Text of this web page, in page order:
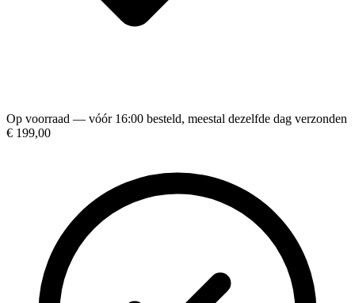
Op voorraad — vóór 16:00 besteld, meestal dezelfde dag verzonden
€ 199,00